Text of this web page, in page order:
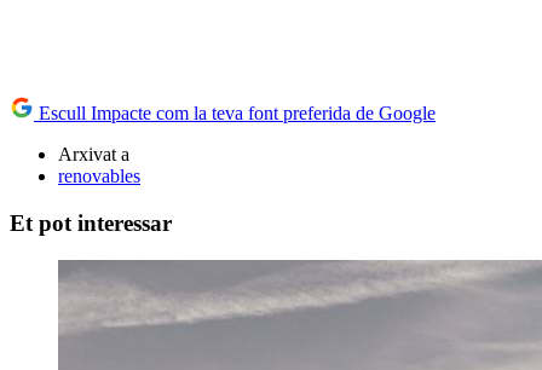
Escull Impacte com la teva font preferida de Google
Arxivat a
renovables
Et pot interessar